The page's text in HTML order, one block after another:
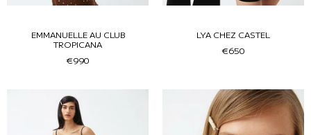
EMMANUELLE AU CLUB
TROPICANA
€990
LYA CHEZ CASTEL
€650